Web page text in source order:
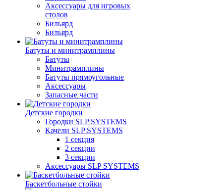
Аксессуары для игровых
столов
Бильяpд
Бильяpд
Батуты и минитрамплины
Батуты
Минитрамплины
Батуты прямоугольные
Аксессуары
Запасные части
Детские городки
Городки SLP SYSTEMS
Качели SLP SYSTEMS
1 секция
2 секции
3 секции
Аксессуары SLP SYSTEMS
Баскетбольные стойки